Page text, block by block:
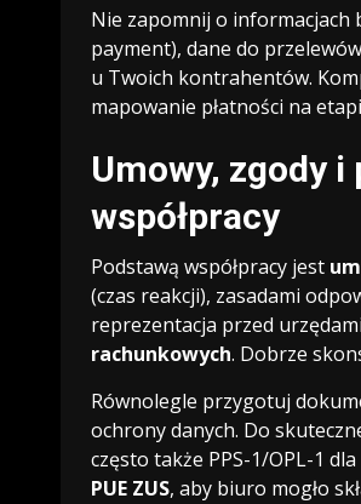
Nie zapomnij o informacjach
payment), dane do
u Twoich kontrahentów.
mapowanie płatności na
Umowy, zgody
współpracy
Podstawą współpracy jest
(czas reakcji), zasadami
reprezentacja przed
rachunkowych. Dobrze
Równolegle przygotuj
ochrony danych. Do
często także PPS-1/OPL-1
PUE ZUS, aby biuro mogło